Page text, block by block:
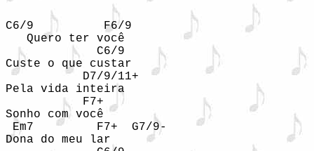
C6/9          F6/9
   Quero ter você
             C6/9
Custe o que custar
           D7/9/11+
Pela vida inteira
           F7+
Sonho com você
Em7         F7+  G7/9-
Dona do meu lar